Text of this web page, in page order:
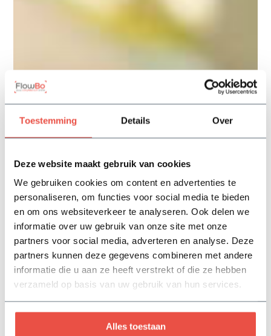
Toestemming Details Over
Deze website maakt gebruik van cookies
We gebruiken cookies om content en advertenties te
personaliseren, om functies voor social media te bieden
en om ons websiteverkeer te analyseren. Ook delen we
informatie over uw gebruik van onze site met onze
partners voor social media, adverteren en analyse. Deze
partners kunnen deze gegevens combineren met andere
informatie die u aan ze heeft verstrekt of die ze hebben
verzameld op basis van uw gebruik van hun services.
Alles toestaan